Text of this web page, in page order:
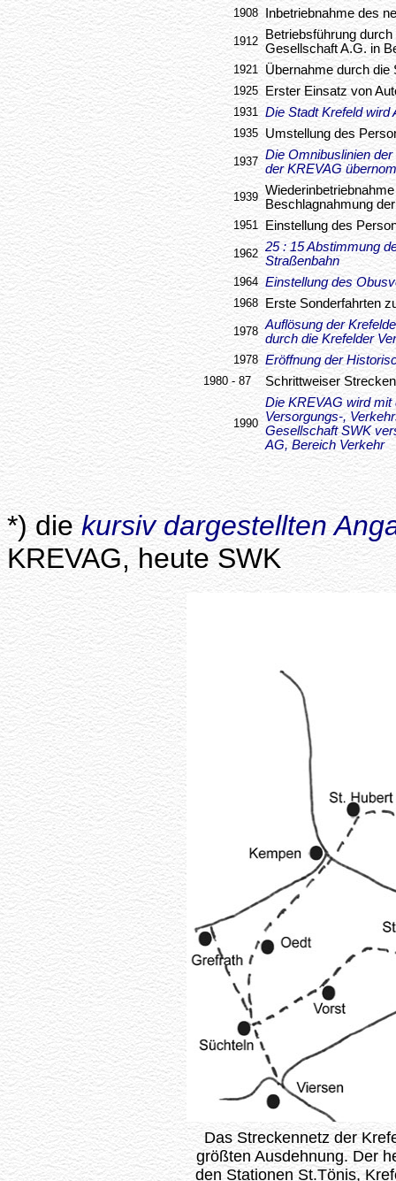
1908 Inbetriebnahme des
1912
Betriebsführung
Gesellschaft A.G. in
1921 Übernahme durch die
1925 Erster Einsatz von
1931 Die Stadt Krefeld wird
1935 Umstellung des
1937 Die Omnibuslinien
der KREVAG
1939
Beschlagnahmung
1951 Einstellung des
1962 25 : 15 Abstimmung
Straßenbahn
1964 Einstellung des
1968 Erste Sonderfahrten
1978 Auflösung der
durch die Krefelder
1978 Eröffnung der
1980 - 87 Schrittweiser
1990
Die KREVAG wird mit
Versorgungs-,
Gesellschaft SWK
AG, Bereich Verkehr
*) diekursiv dargestellten
KREVAG, heute SWK
Das Streckennetz der
größten Ausdehnung. Der
den Stationen St.Tönis,